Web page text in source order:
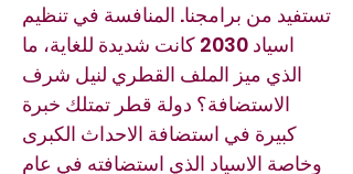
تستفيد من برامجنا. المنافسة في تنظيم
اسياد 2030 كانت شديدة للغاية، ما
الذي ميز الملف القطري لنيل شرف
الاستضافة؟ دولة قطر تمتلك خبرة
كبيرة في استضافة الاحداث الكبرى
وخاصة الاسياد الذي استضافته في عام